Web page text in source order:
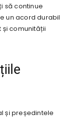
să continue
un acord durabil
comunității
și președintele